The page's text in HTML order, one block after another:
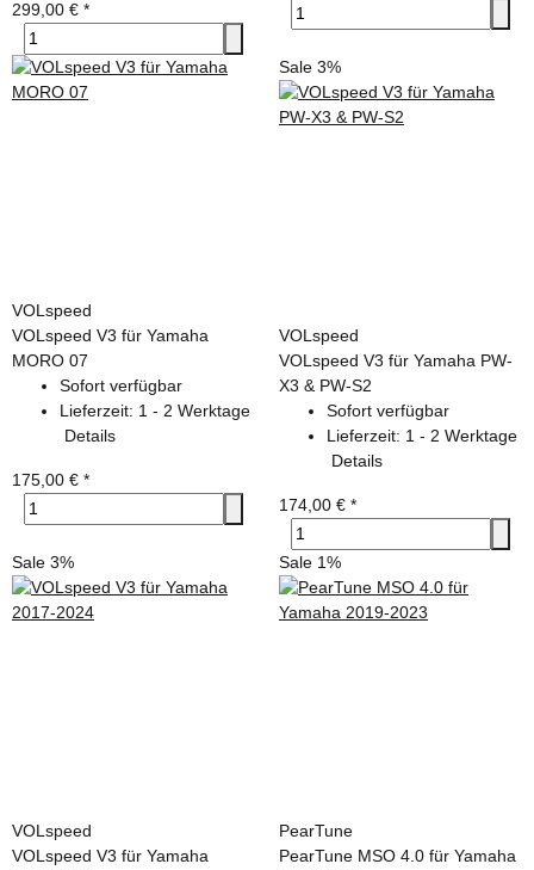
299,00 € *
VOLspeed
VOLspeed V3 für Yamaha
MORO 07
Sofort verfügbar
Lieferzeit: 1 - 2 Werktage
Details
175,00 € *
Sale 3%
VOLspeed
VOLspeed V3 für Yamaha PW-
X3 & PW-S2
Sofort verfügbar
Lieferzeit: 1 - 2 Werktage
Details
174,00 € *
Sale 3%
VOLspeed
VOLspeed V3 für Yamaha
Sale 1%
PearTune
PearTune MSO 4.0 für Yamaha